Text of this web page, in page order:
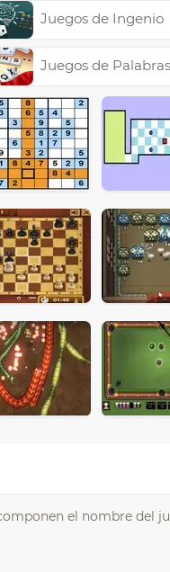
Juegos de Ingenio
Juegos de
el nombre del